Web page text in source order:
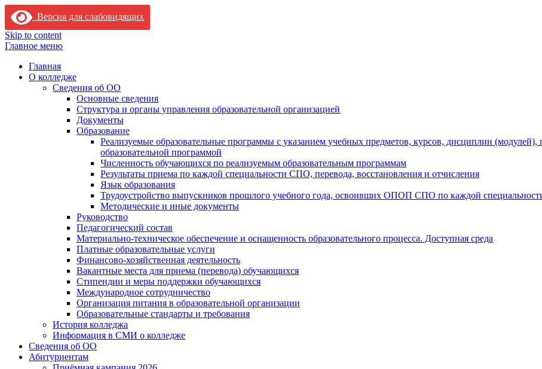
Версия для слабовидящих
Skip to content
Главное меню
Главная
О колледже
Сведения об ОО
Основные сведения
Структура и органы управления образовательной организацией
Документы
Образование
Реализуемые образовательные программы с указанием учебных предметов, курсов, дисциплин
образовательной программой
Численность обучающихся по реализуемым образовательным программам
Результаты приема по каждой специальности СПО, перевода, восстановления и отчисления
Язык образования
Трудоустройство выпускников прошлого учебного года, освоивших ОПОП СПО по каждой
Методические и иные документы
Руководство
Педагогический состав
Материально-техническое обеспечение и оснащенность образовательного процесса. Доступная среда
Платные образовательные услуги
Финансово-хозяйственная деятельность
Вакантные места для приема (перевода) обучающихся
Стипендии и меры поддержки обучающихся
Международное сотрудничество
Организация питания в образовательной организации
Образовательные стандарты и требования
История колледжа
Информация в СМИ о колледже
Сведения об ОО
Абитуриентам